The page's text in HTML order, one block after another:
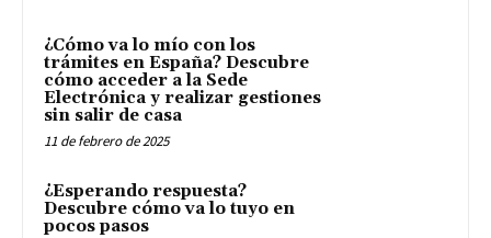
¿Cómo va lo mío con los
trámites en España? Descubre
cómo acceder a la Sede
Electrónica y realizar gestiones
sin salir de casa
11 de febrero de 2025
¿Esperando respuesta?
Descubre cómo va lo tuyo en
pocos pasos